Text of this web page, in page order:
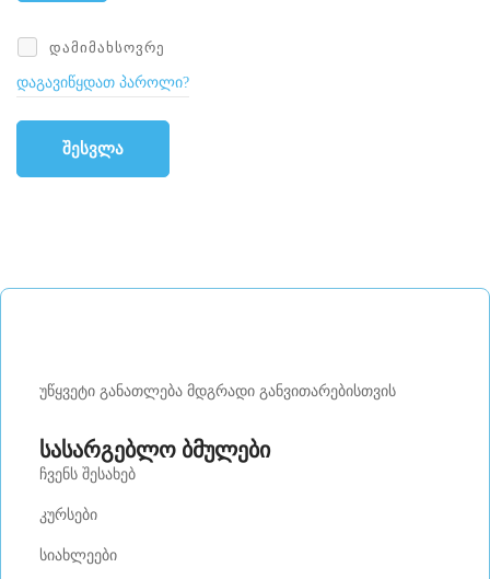
ᲓᲐᲛᲘᲛᲐᲮᲡᲝᲕᲠᲔ
დაგავიწყდათ პაროლი?
შესვლა
უწყვეტი განათლება მდგრადი განვითარებისთვის
სასარგებლო ბმულები
ჩვენს შესახებ
კურსები
სიახლეები